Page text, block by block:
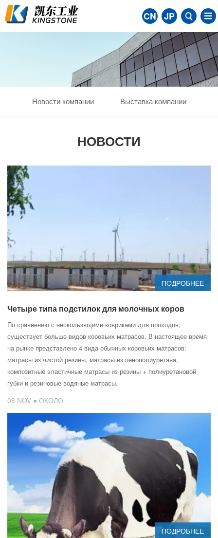
CN JP
Новости компании Выставка компании
НОВОСТИ
ПОДРОБНЕЕ
Четыре типа подстилок для молочных коров
По сравнению с нескользящими ковриками для проходов,
существует больше видов коровьих матрасов. В настоящее время
на рынке представлено 4 вида обычных коровьих матрасов:
матрасы из чистой резины, матрасы из пенополиуретана,
композитные эластичные матрасы из резины + полиуретановой
губки и резиновые водяные матрасы.
08 NOV ● ОКОЛО
ПОДРОБНЕЕ